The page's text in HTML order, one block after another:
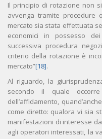
Il principio di rotazione non
avvenga tramite procedure
mercato sia stata effettuata
economici in possesso
successiva procedura
criterio della rotazione è
mercato”[18].
Al riguardo, la
secondo il quale
dell’affidamento,
come diretto: qualora vi sia
manifestazioni di interesse
agli operatori interessati, la